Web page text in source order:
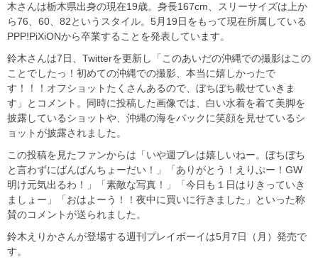
木さんは栃木県出身の現在19歳。身長167cm、スリーサイズは上か
ら76、60、82というスタイル。5月19日をもって現在所属している
PPP!PiXiONから卒業することを発表しています。
鈴木さんは7日、Twitterを更新し「このあいだの沖縄での撮影はこの
ことでしたっ！初めての沖縄での撮影、本当に嬉しかったで
す！！！オフショットたくさんあるので、ぼちぼち載せていきま
す」とコメント。同時に投稿した画像では、白い水着を着て美脚を
披露しているショットや、沖縄の海をバックに笑顔を見せているシ
ョットが披露されました。
この投稿を見たファンからは「いや週プレは嬉しいねー。ぼちぼち
と言わずにばんばんちょーだい！」「ありがとう！えりぷー！GW
明け元気出るわ！」「素敵な写真！」「今日も１日はりきっていき
ましょー」「おはよーう！！夜中に買いに行きました」といった称
賛のコメントが送られました。
鈴木えりかさんが登場する週刊プレイボーイは5月7日（月）発売で
す。